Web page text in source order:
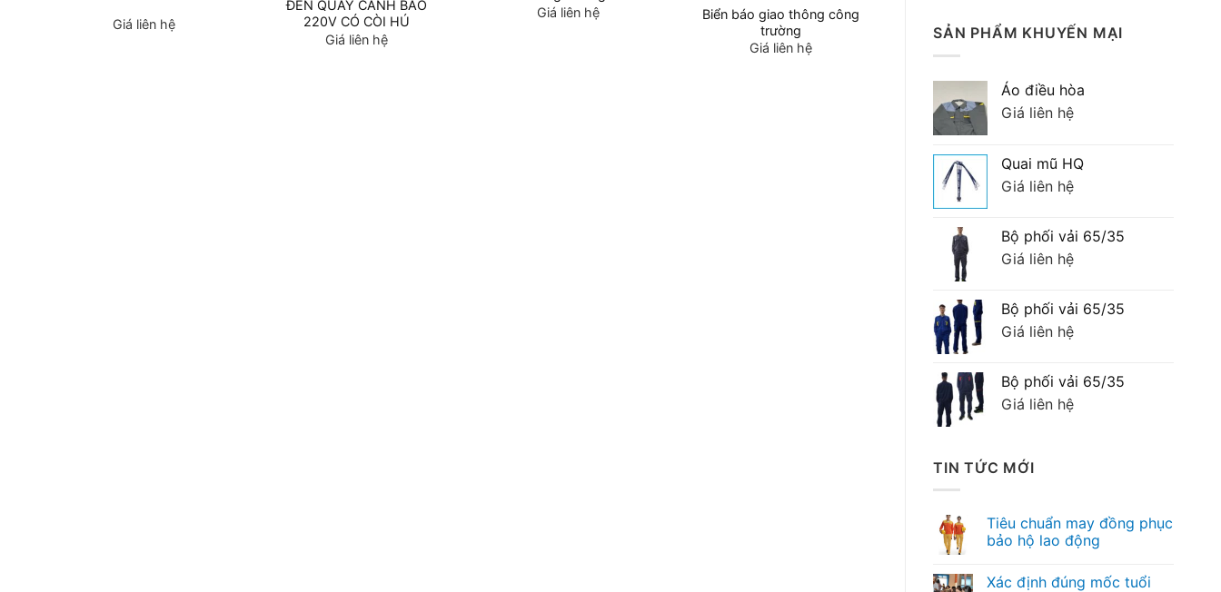
SẢN PHẨM KHUYẾN MẠI
Áo điều hòa
Giá liên hệ
Quai mũ HQ
Giá liên hệ
Bộ phối vải 65/35
Giá liên hệ
Bộ phối vải 65/35
Giá liên hệ
Bộ phối vải 65/35
Giá liên hệ
TIN TỨC MỚI
Tiêu chuẩn may đồng phục
bảo hộ lao động
Xác định đúng mốc tuổi
Giá liên hệ
ĐÈN QUAY CẢNH BÁO
220V CÓ CÒI HÚ
Giá liên hệ
Giá liên hệ
Biển báo giao thông công
trường
Giá liên hệ